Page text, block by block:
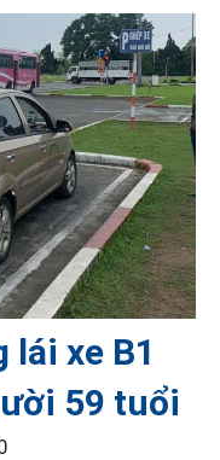
lái xe B1
59 tuổi